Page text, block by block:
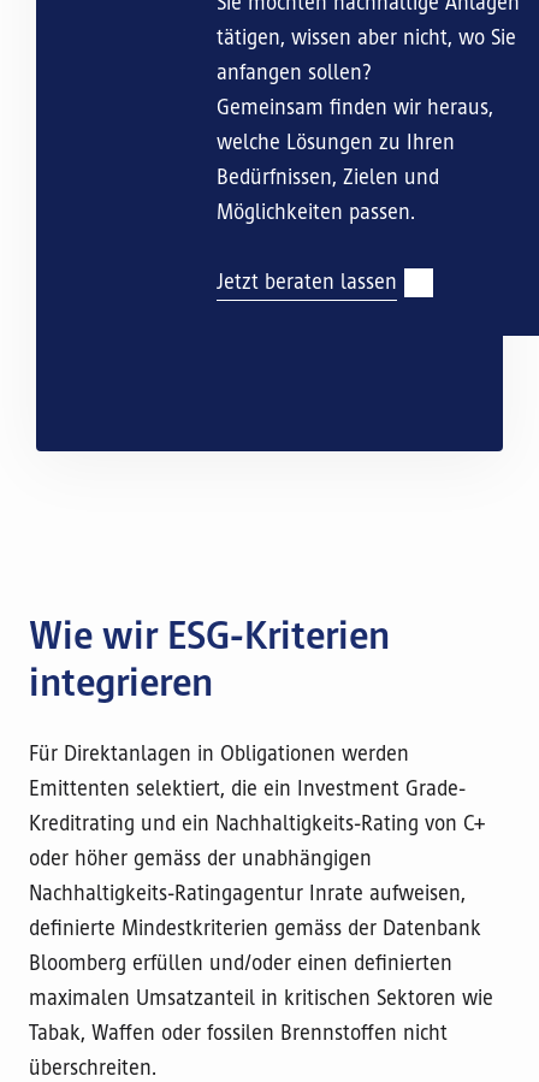
tätigen, wissen aber nicht, wo Sie
anfangen sollen?
Gemeinsam finden wir heraus,
welche Lösungen zu Ihren
Bedürfnissen, Zielen und
Möglichkeiten passen.
Jetzt beraten lassen
Wie wir ESG-Kriterien
integrieren
Für Direktanlagen in Obligationen werden
Emittenten selektiert, die ein Investment Grade-
Kreditrating und ein Nachhaltigkeits-Rating von C+
oder höher gemäss der unabhängigen
Nachhaltigkeits-Ratingagentur Inrate aufweisen,
definierte Mindestkriterien gemäss der Datenbank
Bloomberg erfüllen und/oder einen definierten
maximalen Umsatzanteil in kritischen Sektoren wie
Tabak, Waffen oder fossilen Brennstoffen nicht
überschreiten.